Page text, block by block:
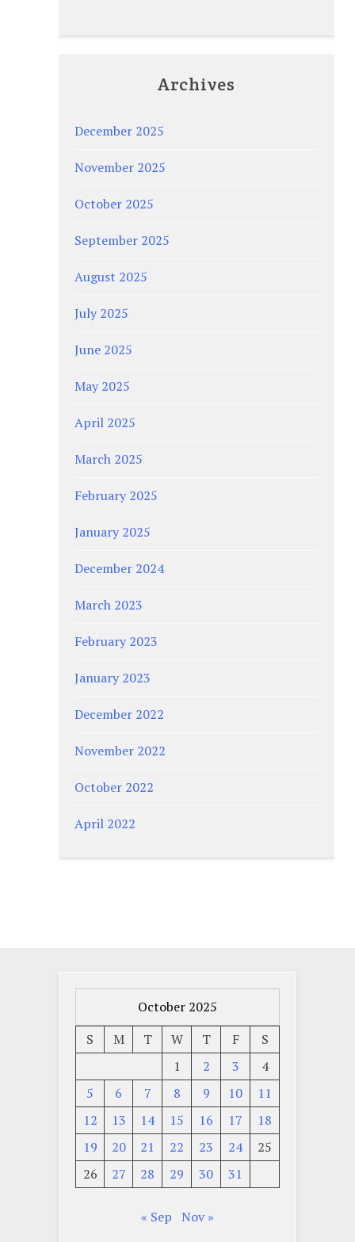
Archives
December 2025
November 2025
October 2025
September 2025
August 2025
July 2025
June 2025
May 2025
April 2025
March 2025
February 2025
January 2025
December 2024
March 2023
February 2023
January 2023
December 2022
November 2022
October 2022
April 2022
October 2025
S
M T W T F
S
1
2 3
4
5
6 7 8 9 10
11
12
13 14 15 16 17
18
19
20 21 22 23 24
25
26
27 28 29 30 31
« Sep Nov »